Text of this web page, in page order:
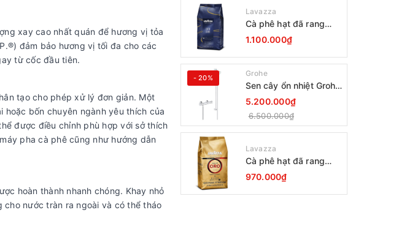
xay cao nhất quán để hương vị tỏa
đảm bảo hương vị tối đa cho các
từ cốc đầu tiên.
tạo cho phép xử lý đơn giản. Một
hoặc bốn chuyên ngành yêu thích của
được điều chỉnh phù hợp với sở thích
pha cà phê cũng như hướng dẫn
hoàn thành nhanh chóng. Khay nhỏ
nước tràn ra ngoài và có thể tháo
Lavazza
Cà phê hạt đã rang
Lavazza Coffee
Espresso Super Crema
1000g Date 12-2027
1.100.000₫
- 20% Grohe
Sen cây ổn nhiệt Grohe
Grohtherm 800
34566001
5.200.000₫
6.500.000₫
Lavazza
Cà phê hạt đã rang
Lavazza Oro Qualita
1000g
970.000₫